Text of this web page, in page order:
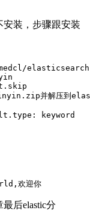
安装，步骤跟安装
并解压到
keyword
欢迎你
后elastic分